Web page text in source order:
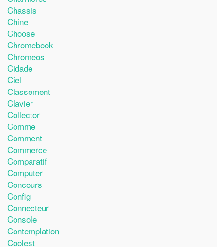
Chassis
Chine
Choose
Chromebook
Chromeos
Cidade
Ciel
Classement
Clavier
Collector
Comme
Comment
Commerce
Comparatif
Computer
Concours
Config
Connecteur
Console
Contemplation
Coolest